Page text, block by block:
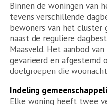
Binnen de woningen van
tevens verschillende
bewoners van het cluster
naast de reguliere
Maasveld. Het aanbod
gevarieerd en afgestemd
doelgroepen die
Indeling
Elke woning heeft twee